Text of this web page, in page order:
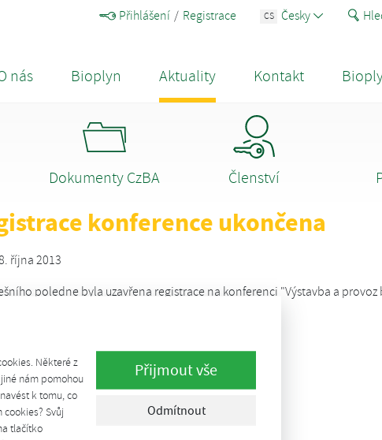
Některé z
nám pomohou
k tomu, co
Svůj
tlačítko
Přijmout vše
Odmítnout
Přihlášení Registrace CS Česky
nás Bioplyn Aktuality Kontakt
Dokumenty CzBA Členství
konference ukončena
října 2013
poledne byla uzavřena registrace na konferenci "Výstavba a